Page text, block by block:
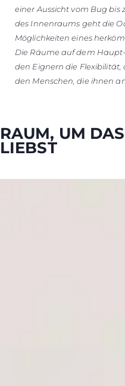
einer Aussicht vom Bug
des Innenraums geht die
Möglichkeiten eines
Die Räume auf dem
den Eignern die Flexibilität,
den Menschen, die ihnen
RAUM, UM
LIEBST